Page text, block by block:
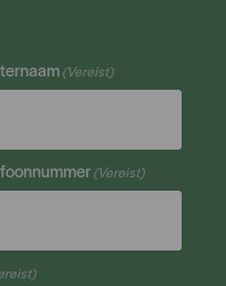
(Vereist)
(Vereist)